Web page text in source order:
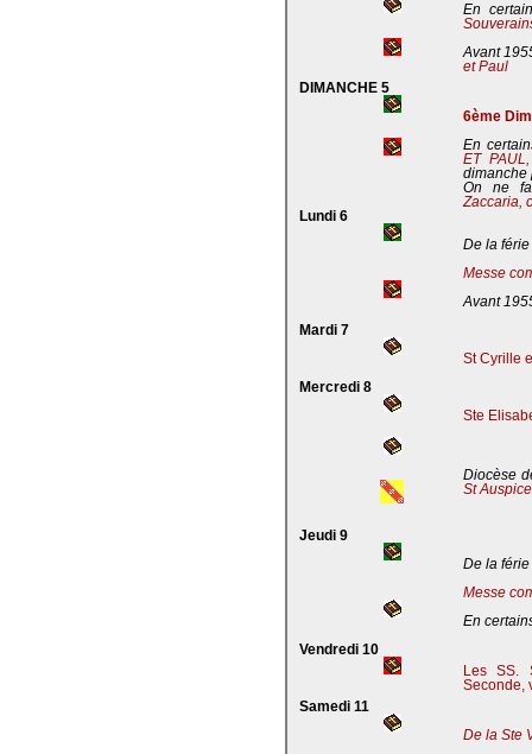
En
Avant
et Paul
DIMANCHE 5
6ème
En
ET
dimanche
On ne
Zaccaria,
Lundi 6
De la férie
Messe
Avant
Mardi 7
St Cyrille
Mercredi 8
Ste
Diocèse
St
Jeudi 9
De la férie
Messe
En
Vendredi 10
Les SS.
Seconde,
Samedi 11
De la Ste